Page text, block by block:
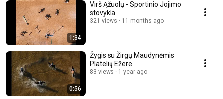
1:34
Virš Ąžuolų - Sportinio Jojimo
stovykla
321 views 11 months ago
0:56
Žygis su Žirgų Maudynėmis
Platelių Ežere
83 views 1 year ago